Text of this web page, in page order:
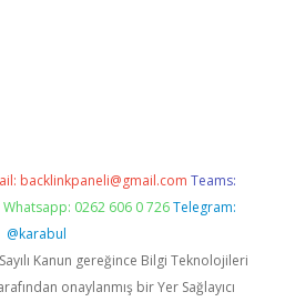
backlinkpaneli@gmail.com Teams:
Whatsapp: 0262 606 0 726 Telegram:
@karabul
Kanun gereğince Bilgi Teknolojileri
onaylanmış bir Yer Sağlayıcı